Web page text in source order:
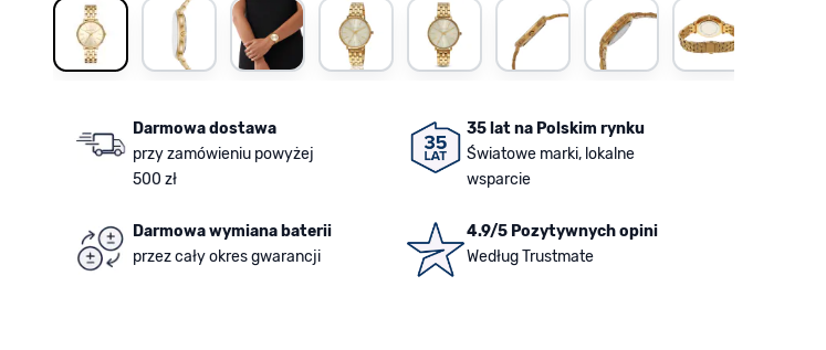
View larger imageView larger imageView larger imageView larger imageView larger imageView larger imageView larger imageView larger image
Darmowa dostawa
przy zamówieniu powyżej
500 zł
35 lat na Polskim rynku
Światowe marki, lokalne
wsparcie
Darmowa wymiana baterii
przez cały okres gwarancji
4.9/5 Pozytywnych opini
Według Trustmate